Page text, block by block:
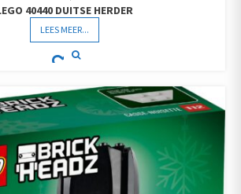
40440 DUITSE HERDER
LEES MEER...